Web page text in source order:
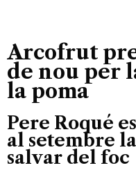
Arcofrut
de nou per
la poma
Pere Roqué
al setembre
salvar del foc